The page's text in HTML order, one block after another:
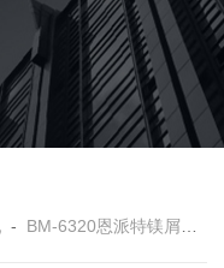
- BM-6320恩派特镁屑压饼机 大产量效率高